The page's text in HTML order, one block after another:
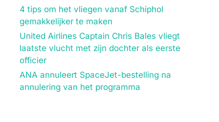
4 tips om het vliegen vanaf Schiphol
gemakkelijker te maken
United Airlines Captain Chris Bales vliegt
laatste vlucht met zijn dochter als eerste
officier
ANA annuleert SpaceJet-bestelling na
annulering van het programma